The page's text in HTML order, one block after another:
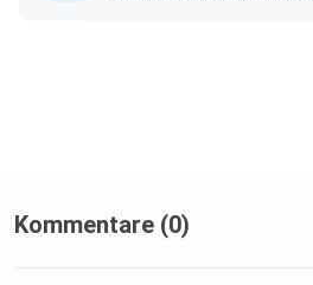
Atlas-Netzwerk und allgemeine
Kommentare (0)